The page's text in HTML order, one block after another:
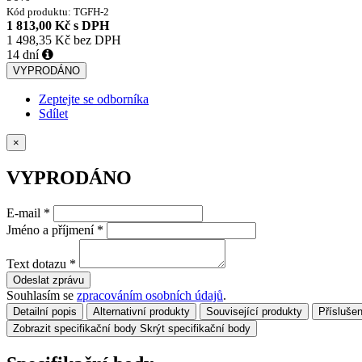
Kód produktu: TGFH-2
1 813,00 Kč s DPH
1 498,35 Kč bez DPH
14 dní
VYPRODÁNO
Zeptejte se odborníka
Sdílet
×
VYPRODÁNO
E-mail *
Jméno a příjmení *
Text dotazu *
Odeslat zprávu
Souhlasím se zpracováním osobních údajů.
Detailní popis Alternativní produkty Související produkty
Zobrazit specifikační body Skrýt specifikační body